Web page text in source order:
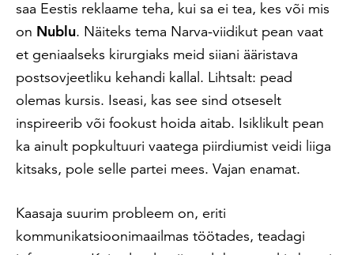
saa Eestis reklaame teha, kui sa ei tea, kes või mis
on Nublu. Näiteks tema Narva-viidikut pean vaat
et geniaalseks kirurgiaks meid siiani ääristava
postsovjeetliku kehandi kallal. Lihtsalt: pead
olemas kursis. Iseasi, kas see sind otseselt
inspireerib või fookust hoida aitab. Isiklikult pean
ka ainult popkultuuri vaatega piirdiumist veidi liiga
kitsaks, pole selle partei mees. Vajan enamat.
Kaasaja suurim probleem on, eriti
kommunikatsioonimaailmas töötades, teadagi